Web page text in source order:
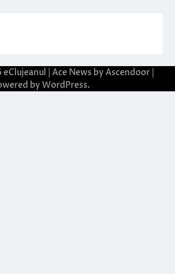
eClujeanul | Ace News by Ascendoor
by WordPress.